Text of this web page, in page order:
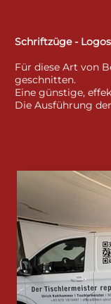
Schriftzüge -
Für diese Art von
geschnitten.​
Eine günstige,
Die Ausführung